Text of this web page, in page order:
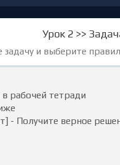
Урок 2 >>
задачу и выберите
рабочей тетради
- Получите верное